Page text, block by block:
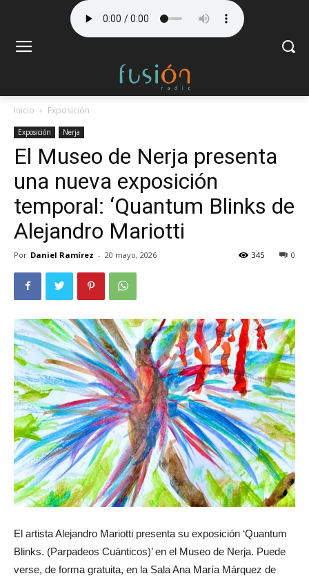
Inicio Exposición
Exposición Nerja
El Museo de Nerja presenta
una nueva exposición
temporal: ‘Quantum Blinks de
Alejandro Mariotti
Por Daniel Ramírez - 20 mayo, 2026 0
345
El artista Alejandro Mariotti presenta su exposición ‘Quantum
Blinks. (Parpadeos Cuánticos)’ en el Museo de Nerja. Puede
verse, de forma gratuita, en la Sala Ana María Márquez de